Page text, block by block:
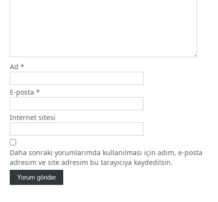
Ad *
E-posta *
İnternet sitesi
Daha sonraki yorumlarımda kullanılması için adım, e-posta
adresim ve site adresim bu tarayıcıya kaydedilsin.